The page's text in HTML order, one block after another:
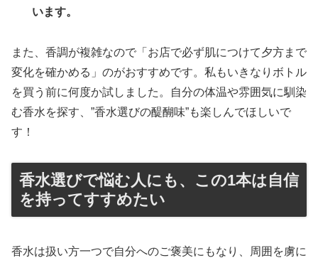
います。
また、香調が複雑なので「お店で必ず肌につけて夕方まで
変化を確かめる」のがおすすめです。私もいきなりボトル
を買う前に何度か試しました。自分の体温や雰囲気に馴染
む香水を探す、”香水選びの醍醐味”も楽しんでほしいで
す！
香水選びで悩む人にも、この1本は自信
を持ってすすめたい
香水は扱い方一つで自分へのご褒美にもなり、周囲を虜に